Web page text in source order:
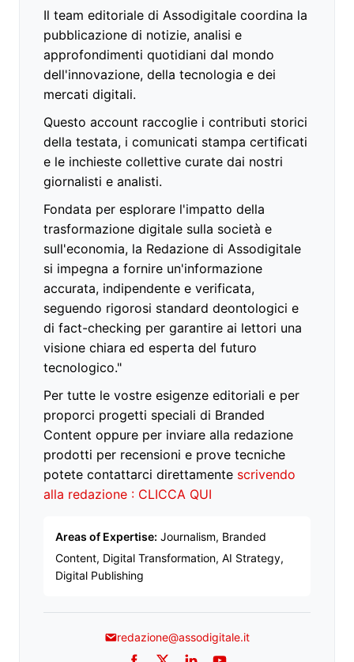
Il team editoriale di Assodigitale coordina la
pubblicazione di notizie, analisi e
approfondimenti quotidiani dal mondo
dell'innovazione, della tecnologia e dei
mercati digitali.
Questo account raccoglie i contributi storici
della testata, i comunicati stampa certificati
e le inchieste collettive curate dai nostri
giornalisti e analisti.
Fondata per esplorare l'impatto della
trasformazione digitale sulla società e
sull'economia, la Redazione di Assodigitale
si impegna a fornire un'informazione
accurata, indipendente e verificata,
seguendo rigorosi standard deontologici e
di fact-checking per garantire ai lettori una
visione chiara ed esperta del futuro
tecnologico."
Per tutte le vostre esigenze editoriali e per
proporci progetti speciali di Branded
Content oppure per inviare alla redazione
prodotti per recensioni e prove tecniche
potete contattarci direttamente scrivendo
alla redazione : CLICCA QUI
Areas of Expertise: Journalism, Branded
Content, Digital Transformation, AI Strategy,
Digital Publishing
redazione@assodigitale.it